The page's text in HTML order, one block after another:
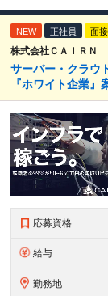
NEW 正社員 面
株式会社ＣＡＩＲＮ
サーバー・クラウ
『ホワイト企業』
応募資格
給与
勤務地